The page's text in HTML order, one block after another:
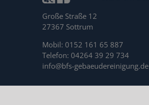
Große Straße 12
27367 Sottrum
Mobil: 0152 161 65 887
Telefon: 04264 39 29 734
info@bfs-gebaeudereinigung.de